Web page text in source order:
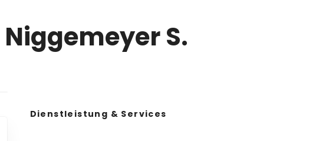
S.
Dienstleistung & Services